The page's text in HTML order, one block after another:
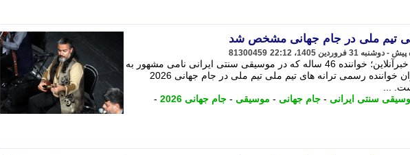
تیم ملی در جام جهانی مشخص شد
81300459
به گزارش خبرگزاری خبرآنلاین؛ خواننده 46 ساله که در موسیقی سنتی ایرانی نامی مشهور به
شمار می رود، به عنوان خواننده رسمی ترانه های تیم ملی تیم ملی در جام جهانی 2026
...
سنتی ایرانی - جام جهانی - موسیقی - جام جهانی 2026
-